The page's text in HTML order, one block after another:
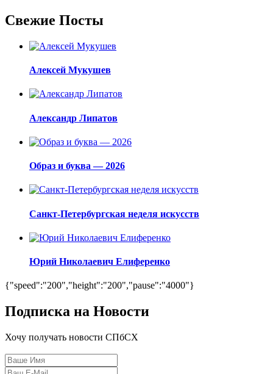
Свежие Посты
Алексей Мукушев
Александр Липатов
Образ и буква — 2026
Санкт-Петербургская неделя искусств
Юрий Николаевич Елиференко
{"speed":"200","height":"200","pause":"4000"}
Подписка на Новости
Хочу получать новости СПбСХ